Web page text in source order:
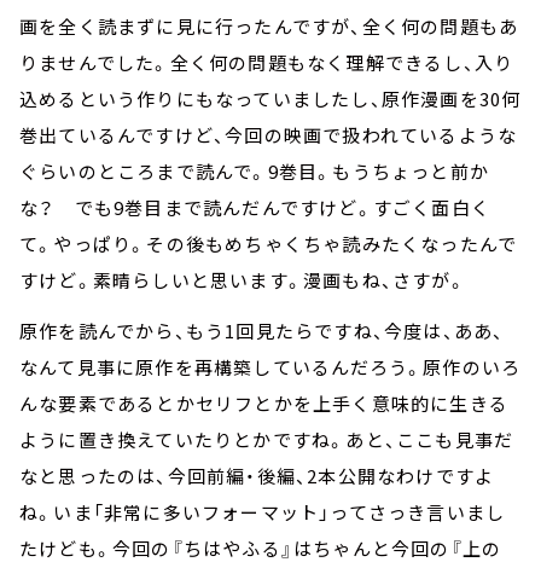
画を全く読まずに見に行ったんですが、全く何の問題もあ
りませんでした。全く何の問題もなく理解できるし、入り
込めるという作りにもなっていましたし、原作漫画を30何
巻出ているんですけど、今回の映画で扱われているような
ぐらいのところまで読んで。9巻目。もうちょっと前か
な？ でも9巻目まで読んだんですけど。すごく面白く
て。やっぱり。その後もめちゃくちゃ読みたくなったんで
すけど。素晴らしいと思います。漫画もね、さすが。
原作を読んでから、もう1回見たらですね、今度は、ああ、
なんて見事に原作を再構築しているんだろう。原作のいろ
んな要素であるとかセリフとかを上手く意味的に生きる
ように置き換えていたりとかですね。あと、ここも見事だ
なと思ったのは、今回前編・後編、2本公開なわけですよ
ね。いま「非常に多いフォーマット」ってさっき言いまし
たけども。今回の『ちはやふる』はちゃんと今回の『上の